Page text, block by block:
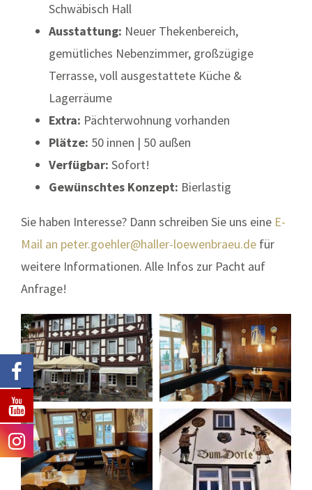
Schwäbisch Hall
Ausstattung: Neuer Thekenbereich,
gemütliches Nebenzimmer, großzügige
Terrasse, voll ausgestattete Küche &
Lagerräume
Extra: Pächterwohnung vorhanden
Plätze: 50 innen | 50 außen
Verfügbar: Sofort!
Gewünschtes Konzept: Bierlastig
Sie haben Interesse? Dann schreiben Sie uns eine E-
Mail an peter.goehler@haller-loewenbraeu.de für
weitere Informationen. Alle Infos zur Pacht auf
Anfrage!